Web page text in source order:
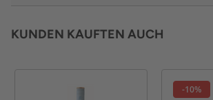
KUNDEN KAUFTEN AUCH
-10%